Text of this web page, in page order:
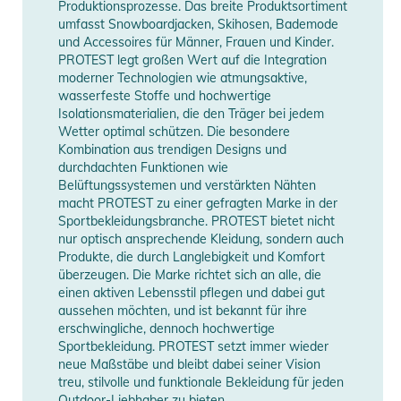
- adjustable waist with velcro
- reinforcement part at topstitched bottom leg
- slit with velcro closure at bottom leg
- darts at pre-shaped knees
Produktinformationen und
Sicherheitshinweise
Gebrauchsanweisungen, Sicherheitshinweise und Warnungen
finden Sie direkt am Produkt.
Produktionsprozesse. Das breite Produktsortiment
umfasst Snowboardjacken, Skihosen, Bademode
und Accessoires für Männer, Frauen und Kinder.
PROTEST legt großen Wert auf die Integration
moderner Technologien wie atmungsaktive,
wasserfeste Stoffe und hochwertige
Isolationsmaterialien, die den Träger bei jedem
Wetter optimal schützen. Die besondere
Kombination aus trendigen Designs und
durchdachten Funktionen wie
Belüftungssystemen und verstärkten Nähten
macht PROTEST zu einer gefragten Marke in der
Sportbekleidungsbranche. PROTEST bietet nicht
nur optisch ansprechende Kleidung, sondern auch
Produkte, die durch Langlebigkeit und Komfort
überzeugen. Die Marke richtet sich an alle, die
einen aktiven Lebensstil pflegen und dabei gut
aussehen möchten, und ist bekannt für ihre
erschwingliche, dennoch hochwertige
Sportbekleidung. PROTEST setzt immer wieder
neue Maßstäbe und bleibt dabei seiner Vision
treu, stilvolle und funktionale Bekleidung für jeden